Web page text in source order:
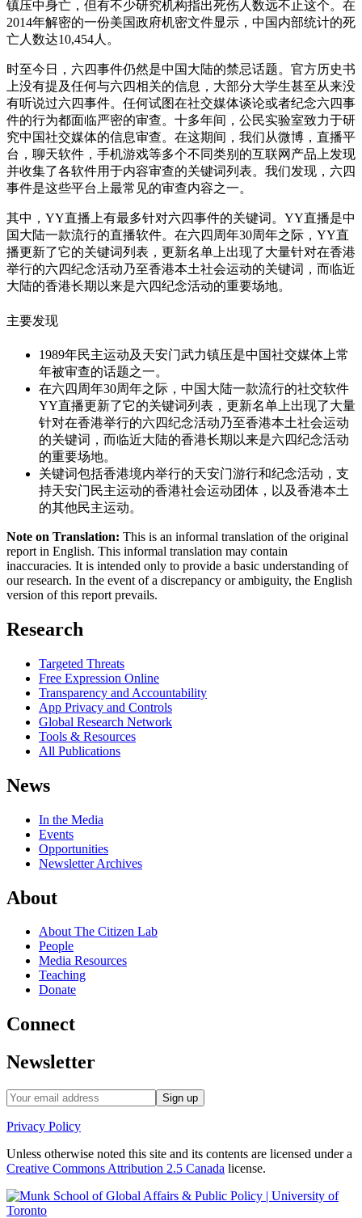
镇压中身亡，但有不少研究机构指出死伤人数远不止这个。在
2014年解密的一份美国政府机密文件显示，中国内部统计的死
亡人数达10,454人。
时至今日，六四事件仍然是中国大陆的禁忌话题。官方历史书
上没有提及任何与六四相关的信息，大部分大学生甚至从来没
有听说过六四事件。任何试图在社交媒体谈论或者纪念六四事
件的行为都面临严密的审查。十多年间，公民实验室致力于研
究中国社交媒体的信息审查。在这期间，我们从微博，直播平
台，聊天软件，手机游戏等多个不同类别的互联网产品上发现
并收集了各软件用于内容审查的关键词列表。我们发现，六四
事件是这些平台上最常见的审查内容之一。
其中，YY直播上有最多针对六四事件的关键词。YY直播是中
国大陆一款流行的直播软件。在六四周年30周年之际，YY直
播更新了它的关键词列表，更新名单上出现了大量针对在香港
举行的六四纪念活动乃至香港本土社会运动的关键词，而临近
大陆的香港长期以来是六四纪念活动的重要场地。
主要发现
1989年民主运动及天安门武力镇压是中国社交媒体上常
年被审查的话题之一。
在六四周年30周年之际，中国大陆一款流行的社交软件
YY直播更新了它的关键词列表，更新名单上出现了大量
针对在香港举行的六四纪念活动乃至香港本土社会运动
的关键词，而临近大陆的香港长期以来是六四纪念活动
的重要场地。
关键词包括香港境内举行的天安门游行和纪念活动，支
持天安门民主运动的香港社会运动团体，以及香港本土
的其他民主运动。
Note on Translation: This is an informal translation of the original
report in English. This informal translation may contain
inaccuracies. It is intended only to provide a basic understanding of
our research. In the event of a discrepancy or ambiguity, the English
version of this report prevails.
Research
Targeted Threats
Free Expression Online
Transparency and Accountability
App Privacy and Controls
Global Research Network
Tools & Resources
All Publications
News
In the Media
Events
Opportunities
Newsletter Archives
About
About The Citizen Lab
People
Media Resources
Teaching
Donate
Connect
Newsletter
Privacy Policy
Unless otherwise noted this site and its contents are licensed under a
Creative Commons Attribution 2.5 Canada license.